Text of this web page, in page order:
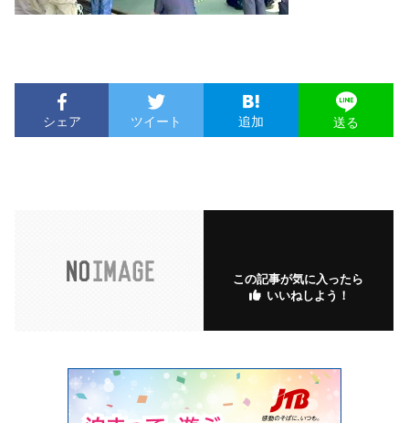
シェア ツイート 追加 送る
この記事が気に入ったら
いいねしよう！